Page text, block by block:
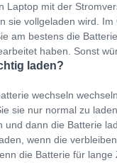
Laptop mit der
sie vollgeladen wird. Im
am bestens die
haben. Sonst
laden?
wechseln
sie nur normal zu
dann die Batterie
wenn die
die Batterie für